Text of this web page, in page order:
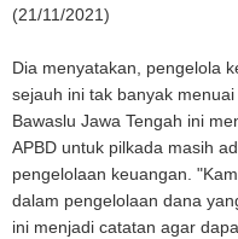
(21/11/2021)
Dia menyatakan, pengelola
sejauh ini tak banyak
Bawaslu Jawa Tengah ini
APBD untuk pilkada masih
pengelolaan keuangan.
dalam pengelolaan dana
ini menjadi catatan agar